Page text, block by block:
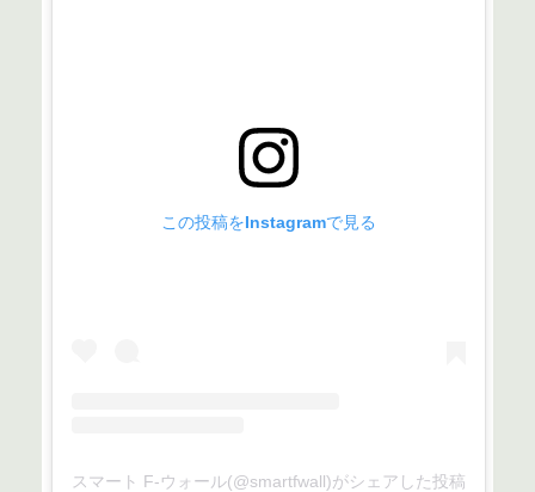
この投稿をInstagramで見る
スマート F-ウォール(@smartfwall)がシェアした投稿